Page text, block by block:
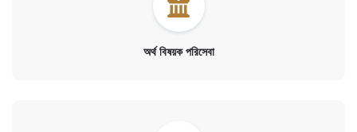
অর্থ বিষয়ক পরিসেবা